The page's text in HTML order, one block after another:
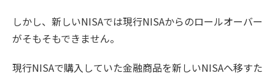
しかし、新しいNISAでは現行NISAからのロールオーバー
がそもそもできません。
現行NISAで購入していた金融商品を新しいNISAへ移すた